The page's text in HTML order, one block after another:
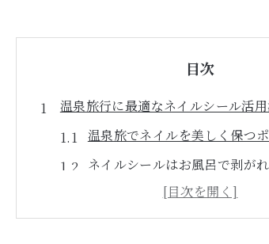
目次
温泉旅行に最適なネイルシール活
温泉旅でネイルを美しく保つ
ネイルシールはお風呂で剥が
高温・湿気に負けないネイル
旅行前に知るべきネイルシー